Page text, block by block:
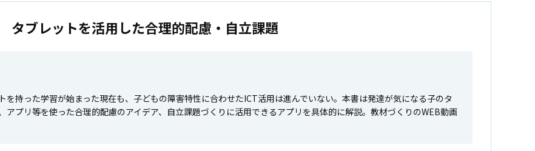
ブレットを活用した合理的配慮・自立課題
を持った学習が始まった現在も、子どもの障害特性に合わせたICT活用は進んでいない。本書は発達が気になる子のタ
アプリ等を使った合理的配慮のアイデア、自立課題づくりに活用できるアプリを具体的に解説。教材づくりのWEB動画